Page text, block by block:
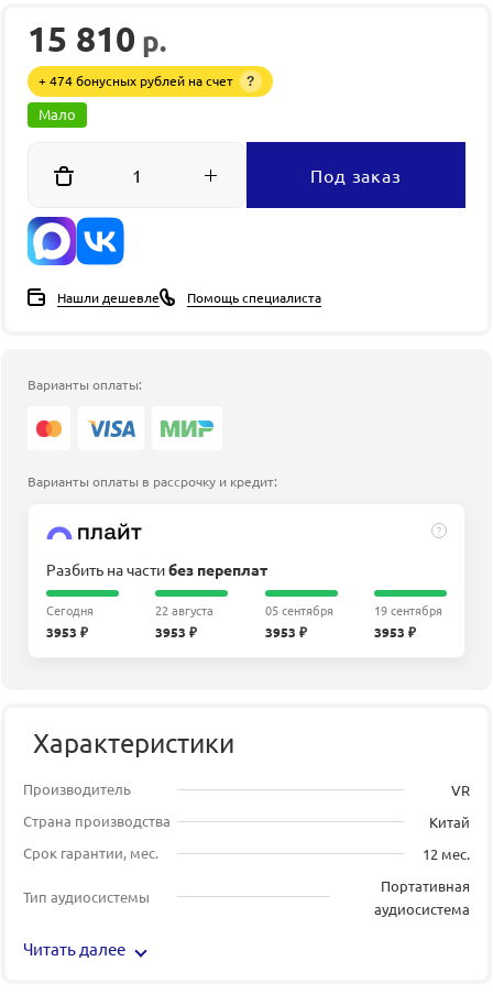
15 810 р.
+ 474 бонусных рублей на счет ?
Мало
Под заказ
Нашли дешевле Помощь специалиста
Варианты оплаты:
Варианты оплаты в рассрочку и кредит:
?
Разбить на частибез переплат
Сегодня
3953 ₽
22 августа
3953 ₽
05 сентября
3953 ₽
19 сентября
3953 ₽
Характеристики
Производитель
VR
Страна производства
Китай
Срок гарантии, мес.
12 мес.
Тип аудиосистемы
Портативная
аудиосистема
Читать далее